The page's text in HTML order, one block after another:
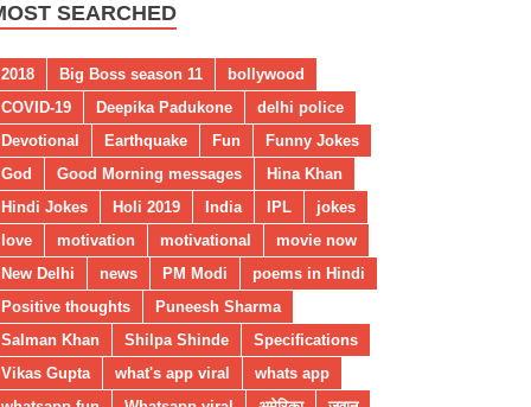
SEARCHED
2018 Big Boss season 11
bollywood
COVID-19
Deepika Padukone
delhi police
Devotional
Earthquake Fun
Funny Jokes
God
Good Morning messages
Hina Khan
Hindi Jokes
Holi 2019 India IPL
jokes
love
motivation motivational
movie now
New Delhi
news PM Modi
poems in Hindi
Positive thoughts
Puneesh Sharma
Salman Khan
Shilpa Shinde
Specifications
Vikas Gupta
what's app viral
whats app